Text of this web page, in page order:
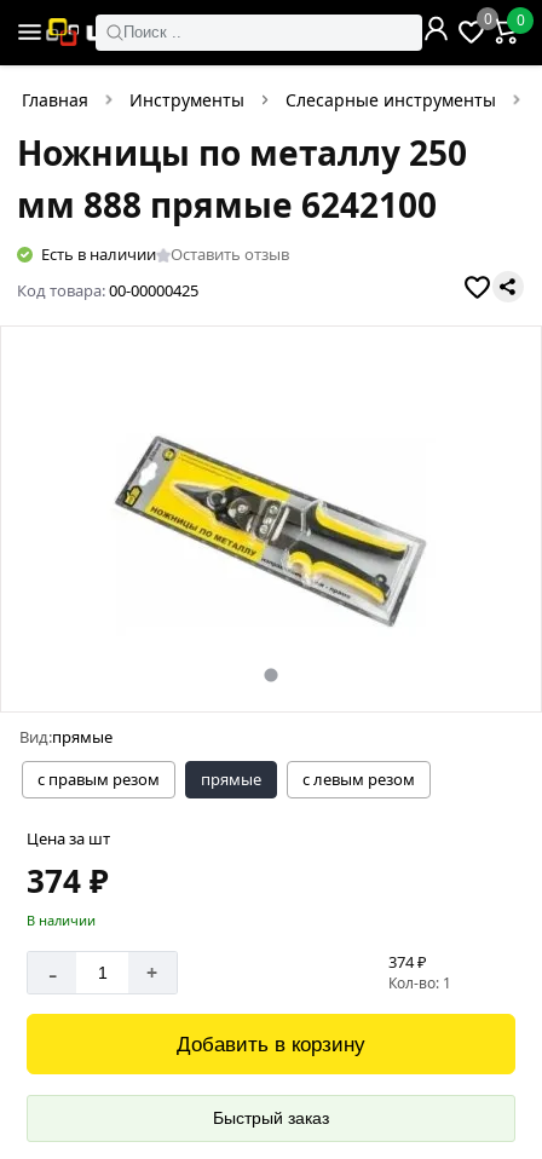
Поиск ..
0 0
Главная Инструменты Слесарные инструменты
Ножницы по металлу 250
мм 888 прямые 6242100
Есть в наличии
Оставить отзыв
Код товара:00-00000425
Вид:прямые
с правым резом
прямые с левым резом
Цена за шт
374 ₽
В наличии
- + 374 ₽
Кол-во: 1
Добавить в корзину
Быстрый заказ